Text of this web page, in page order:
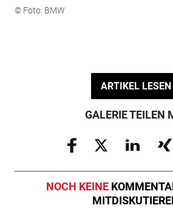
© Foto: BMW
ARTIKEL LESEN
GALERIE TEILEN
NOCH KEINE